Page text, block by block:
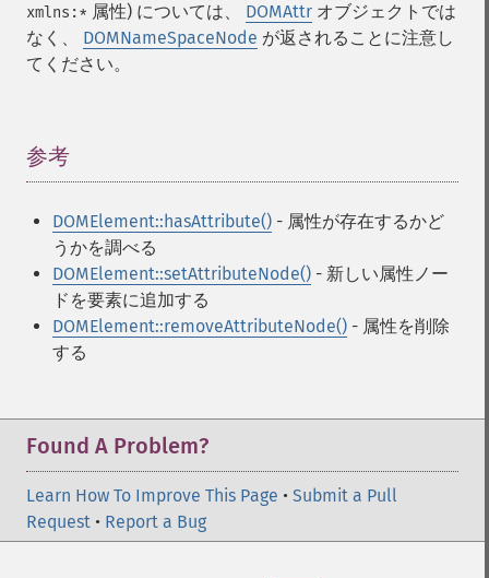
xmlns:* 属性) については、 DOMAttr オブジェクトでは
なく、 DOMNameSpaceNode が返されることに注意し
てください。
参考
DOMElement::hasAttribute() - 属性が存在するかど
うかを調べる
DOMElement::setAttributeNode() - 新しい属性ノー
ドを要素に追加する
DOMElement::removeAttributeNode() - 属性を削除
する
Found A Problem?
Learn How To Improve This Page • Submit a Pull
Request • Report a Bug